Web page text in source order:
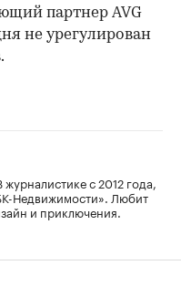
партнер AVG
не урегулирован
с 2012 года,
Недвижимости». Любит
и приключения.